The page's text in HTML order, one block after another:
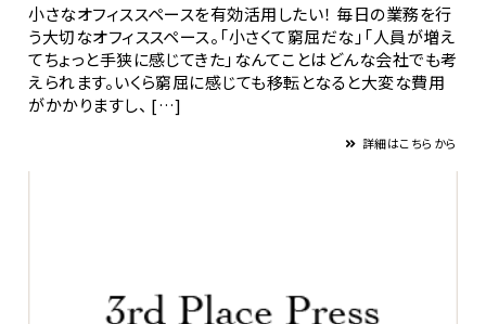
小さなオフィススペースを有効活用したい！ 毎日の業務を行
う大切なオフィススペース。「小さくて窮屈だな」「人員が増え
てちょっと手狭に感じてきた」なんてことはどんな会社でも考
えられます。いくら窮屈に感じても移転となると大変な費用
がかかりますし、 […]
詳細はこちらから